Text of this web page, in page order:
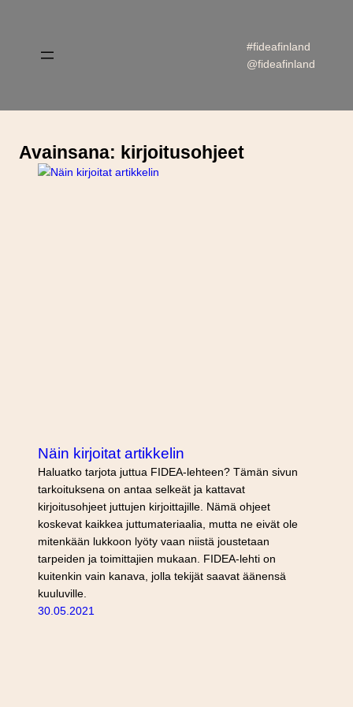
#fideafinland
@fideafinland
Avainsana: kirjoitusohjeet
Näin kirjoitat artikkelin
Haluatko tarjota juttua FIDEA-lehteen? Tämän sivun
tarkoituksena on antaa selkeät ja kattavat
kirjoitusohjeet juttujen kirjoittajille. Nämä ohjeet
koskevat kaikkea juttumateriaalia, mutta ne eivät ole
mitenkään lukkoon lyöty vaan niistä joustetaan
tarpeiden ja toimittajien mukaan. FIDEA-lehti on
kuitenkin vain kanava, jolla tekijät saavat äänensä
kuuluville.
30.05.2021